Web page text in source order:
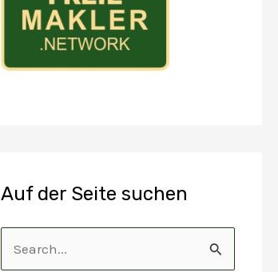
Auf der Seite suchen
u